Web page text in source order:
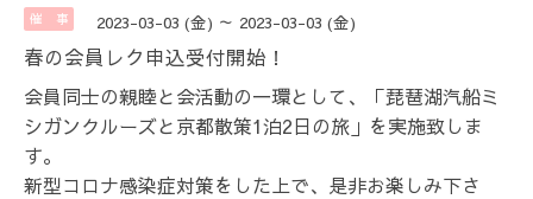
催 事 2023-03-03 (金) ～ 2023-03-03 (金)
春の会員レク申込受付開始！
会員同士の親睦と会活動の一環として、「琵琶湖汽船ミ
シガンクルーズと京都散策1泊2日の旅」を実施致しま
す。
新型コロナ感染症対策をした上で、是非お楽しみ下さ